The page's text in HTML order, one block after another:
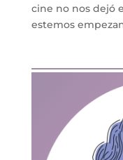
cine no nos dejó
estemos